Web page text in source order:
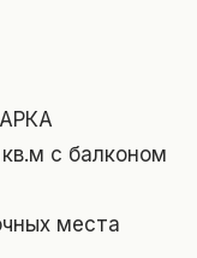
с балконом
места